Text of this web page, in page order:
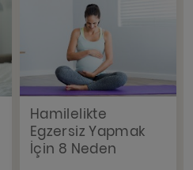
Hamilelikte
Egzersiz Yapmak
İçin 8 Neden